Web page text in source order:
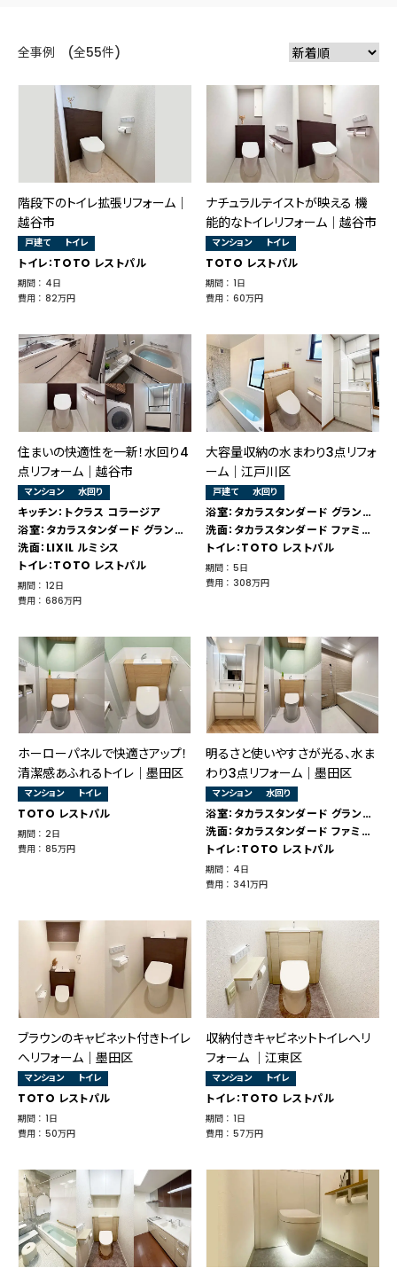
全事例 (全55件)
階段下のトイレ拡張リフォーム｜
越谷市
戸建て トイレ
トイレ：TOTO レストパル
期間 ： 4日
費用 ： 82万円
ナチュラルテイストが映える 機
能的なトイレリフォーム｜越谷市
マンション トイレ
TOTO レストパル
期間 ： 1日
費用 ： 60万円
住まいの快適性を一新！水回り4
点リフォーム｜越谷市
マンション 水回り
キッチン：トクラス コラージア
浴室：タカラスタンダード グランスパ
洗面：LIXIL ルミシス
トイレ：TOTO レストパル
期間 ： 12日
費用 ： 686万円
大容量収納の水まわり3点リフォ
ーム｜江戸川区
戸建て 水回り
浴室：タカラスタンダード グランスパ
洗面：タカラスタンダード ファミーユ
トイレ：TOTO レストパル
期間 ： 5日
費用 ： 308万円
ホーローパネルで快適さアップ！
清潔感あふれるトイレ｜墨田区
マンション トイレ
TOTO レストパル
期間 ： 2日
費用 ： 85万円
明るさと使いやすさが光る、水ま
わり3点リフォーム｜墨田区
マンション 水回り
浴室：タカラスタンダード グランスパ
洗面：タカラスタンダード ファミーユ
トイレ：TOTO レストパル
期間 ： 4日
費用 ： 341万円
ブラウンのキャビネット付きトイレ
へリフォーム｜墨田区
マンション トイレ
TOTO レストパル
期間 ： 1日
費用 ： 50万円
収納付きキャビネットトイレへリ
フォーム ｜江東区
マンション トイレ
トイレ：TOTO レストパル
期間 ： 1日
費用 ： 57万円